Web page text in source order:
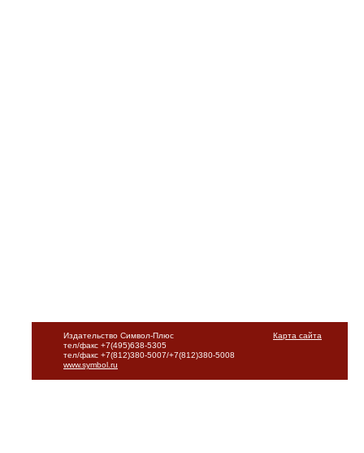
Карта сайта
Издательство Символ-Плюс
тел/факс +7(495)638-5305
тел/факс +7(812)380-5007/+7(812)380-5008
www.symbol.ru